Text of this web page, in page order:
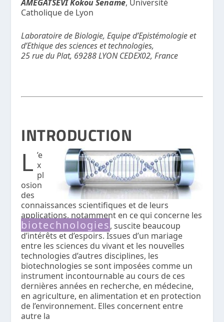
AMEGATSEVI Kokou Sename, Université
Catholique de Lyon
Laboratoire de Biologie, Equipe d’Epistémologie et
d’Ethique des sciences et technologies,
25 rue du Plat, 69288 LYON CEDEX02, France
INTRODUCTION
L ’e
x
pl
osion
des
connaissances scientifiques et de leurs
applications, notamment en ce qui concerne les
biotechnologies, suscite beaucoup
d’intérêts et d’espoirs. Issues d’un mariage
entre les sciences du vivant et les nouvelles
technologies d’autres disciplines, les
biotechnologies se sont imposées comme un
instrument incontournable au cours de ces
dernières années en recherche, en médecine,
en agriculture, en alimentation et en protection
de l’environnement. Elles concernent entre
autre la